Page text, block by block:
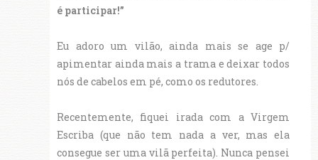
é participar!”
Eu adoro um vilão, ainda mais se age p/
apimentar ainda mais a trama e deixar todos
nós de cabelos em pé, como os redutores.
Recentemente, fiquei irada com a Virgem
Escriba (que não tem nada a ver, mas ela
consegue ser uma vilã perfeita). Nunca pensei